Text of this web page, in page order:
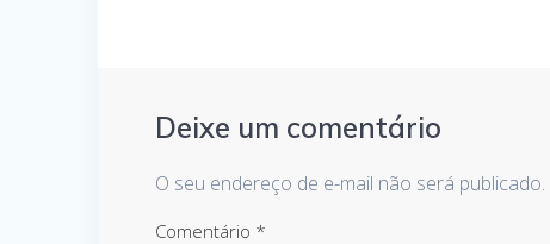
Deixe um comentário
O seu endereço de e-mail não será publicado.
Comentário *